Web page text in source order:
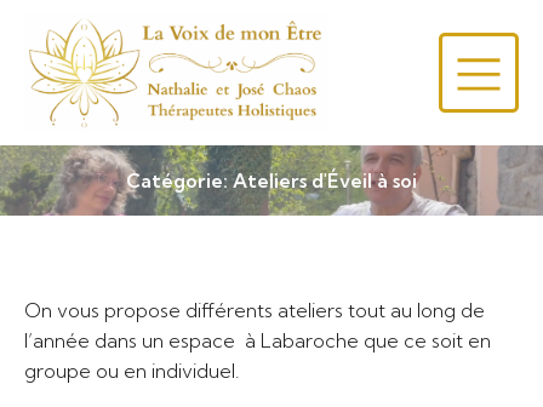
Catégorie: Ateliers d'Éveil à soi
On vous propose différents ateliers tout au long de
l’année dans un espace à Labaroche que ce soit en
groupe ou en individuel.